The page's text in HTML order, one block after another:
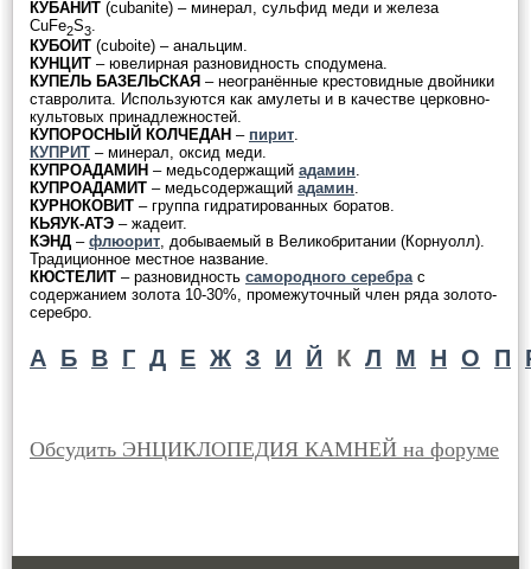
КУБАНИТ (сubanite) – минерал, сульфид меди и железа
CuFe2S3
КУБОИТ (cuboite) – анальцим.
КУНЦИТ – ювелирная разновидность сподумена.
КУПЕЛЬ БАЗЕЛЬСКАЯ – неогранённые крестовидные двойники
ставролита. Используются как амулеты и в качестве церковно-
культовых принадлежностей.
КУПОРОСНЫЙ КОЛЧЕДАН – пирит.
КУПРИТ – минерал, оксид меди.
КУПРОАДАМИН – медьсодержащий адамин.
КУПРОАДАМИТ – медьсодержащий адамин.
КУРНОКОВИТ – группа гидратированных боратов.
КЬЯУК-АТЭ – жадеит.
КЭНД – флюорит, добываемый в Великобритании (Корнуолл).
Традиционное местное название.
КЮСТЕЛИТ – разновидность самородного серебрас
содержанием золота 10-30%, промежуточный член ряда золото-
серебро.
А Б В Г Д Е Ж З И Й К Л М Н О П
Обсудить ЭНЦИКЛОПЕДИЯ КАМНЕЙ на форуме